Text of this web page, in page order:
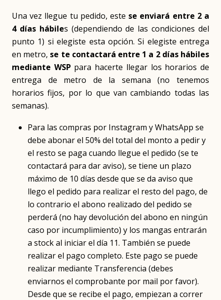
Una vez llegue tu pedido, este se enviará entre 2 a
4 días hábiles (dependiendo de las condiciones del
punto 1) si elegiste esta opción. Si elegiste entrega
en metro, se te contactará entre 1 a 2 días hábiles
mediante WSP para hacerte llegar los horarios de
entrega de metro de la semana (no tenemos
horarios fijos, por lo que van cambiando todas las
semanas).
Para las compras por Instagram y WhatsApp se
debe abonar el 50% del total del monto a pedir y
el resto se paga cuando llegue el pedido (se te
contactará para dar aviso), se tiene un plazo
máximo de 10 días desde que se da aviso que
llego el pedido para realizar el resto del pago, de
lo contrario el abono realizado del pedido se
perderá (no hay devolución del abono en ningún
caso por incumplimiento) y los mangas entrarán
a stock al iniciar el día 11. También se puede
realizar el pago completo. Este pago se puede
realizar mediante Transferencia (debes
enviarnos el comprobante por mail por favor).
Desde que se recibe el pago, empiezan a correr